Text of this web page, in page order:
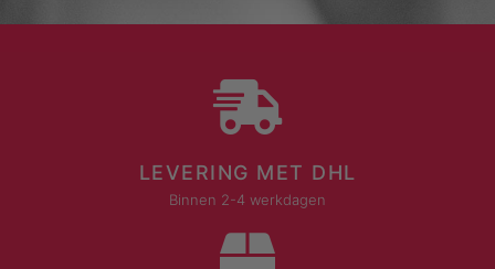
LEVERING MET DHL
Binnen 2-4 werkdagen